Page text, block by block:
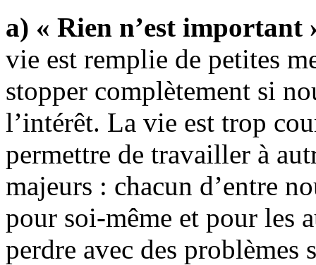
a) « Rien n’est important
vie est remplie de petites
stopper complètement si
l’intérêt. La vie est trop
permettre de travailler à
majeurs : chacun d’entre
pour soi-même et pour les
perdre avec des problèmes